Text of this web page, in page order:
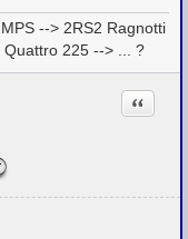
--> 2RS2 Ragnotti
225 --> ... ?
Citation